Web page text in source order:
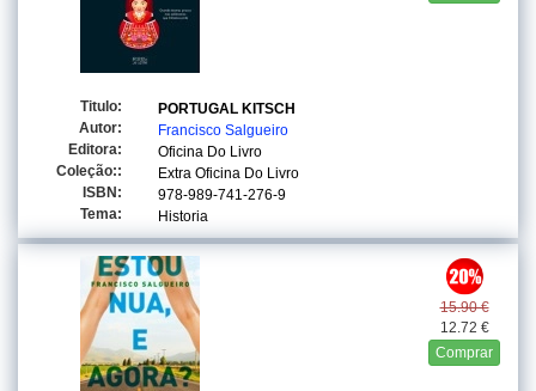
Titulo:
PORTUGAL KITSCH
Autor:
Francisco Salgueiro
Editora:
Oficina Do Livro
Coleção::
Extra Oficina Do Livro
ISBN:
978-989-741-276-9
Tema:
Historia
15.90 €
12.72 €
Comprar